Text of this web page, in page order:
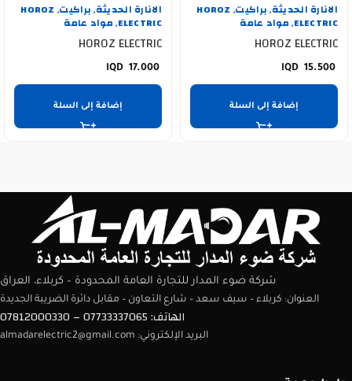
الانارة الحديثة, براكيت,
HOROZ
ELECTRIC
, مواد عامة
HOROZ ELECTRIC
15.500
إضافة إلى السلة
الانارة الحديثة, براكيت,
HOROZ
ELECTRIC
, مواد عامة
HOROZ ELECTRIC
17.000
إضافة إلى السلة
شركة ضوء المدار للتجارة العامة المحدودة – كربلاء، العراق
العنوان: كربلاء – سيف سعد – شارع التعاون – مقابل دائرة الضريبة الجديدة
الهاتف: 07733337065 – 07812000330
البريد الإلكتروني: almadarelectric2@gmail.com